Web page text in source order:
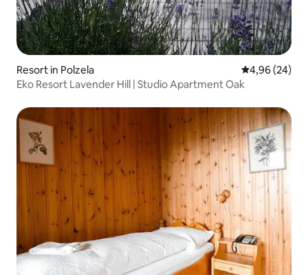
Resort in Polzela Gemiddelde
4,96 (24)
Eko Resort Lavender Hill | Studio Apartment Oak